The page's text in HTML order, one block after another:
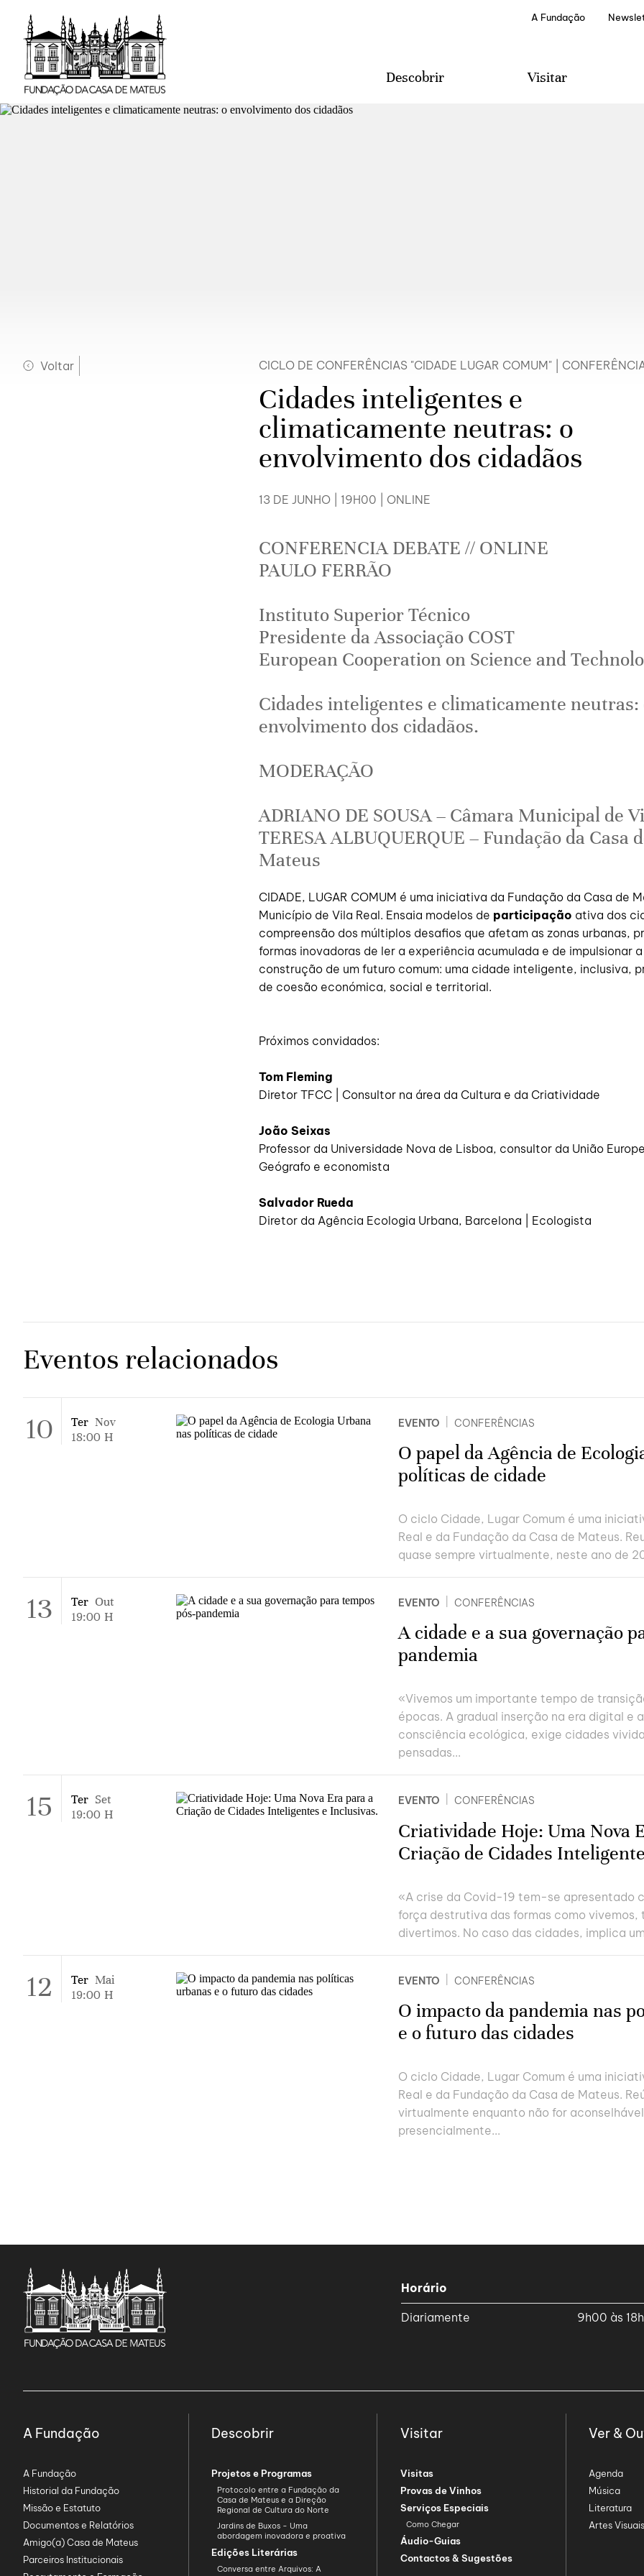
A Fundação
Descobrir Visitar
Voltar CICLO DE CONFERÊNCIAS "CIDADE LUGAR COMUM"
Cidades inteligentes e
climaticamente neutras: o
envolvimento dos cidadãos
13 DE JUNHO | 19H00 | ONLINE
CONFERENCIA DEBATE // ONLINE
PAULO FERRÃO
Instituto Superior Técnico
Presidente da Associação COST
European Cooperation on Science and
Cidades inteligentes e climaticamente neutras:
envolvimento dos cidadãos.
MODERAÇÃO
ADRIANO DE SOUSA – Câmara Municipal de
TERESA ALBUQUERQUE – Fundação da Casa
Mateus
CIDADE, LUGAR COMUM é uma iniciativa da Fundação da Casa de
Município de Vila Real. Ensaia modelos de participação ativa dos
compreensão dos múltiplos desafios que afetam as zonas urbanas,
formas inovadoras de ler a experiência acumulada e de impulsionar a
construção de um futuro comum: uma cidade inteligente, inclusiva,
de coesão económica, social e territorial.
Próximos convidados:
Tom Fleming
Diretor TFCC | Consultor na área da Cultura e da Criatividade
João Seixas
Professor da Universidade Nova de Lisboa, consultor da União
Geógrafo e economista
Salvador Rueda
Diretor da Agência Ecologia Urbana, Barcelona | Ecologista
Eventos relacionados
10 Ter Nov
18:00 H
EVENTO CONFERÊNCIAS
O papel da Agência de
políticas de cidade
O ciclo Cidade, Lugar Comum é uma
Real e da Fundação da Casa de Mateus.
quase sempre virtualmente, neste ano de
13 Ter Out
19:00 H
EVENTO CONFERÊNCIAS
A cidade e a sua governação
pandemia
«Vivemos um importante tempo de
épocas. A gradual inserção na era digital e
consciência ecológica, exige cidades
pensadas...
15 Ter Set
19:00 H
EVENTO CONFERÊNCIAS
Criatividade Hoje: Uma Nova
Criação de Cidades
«A crise da Covid-19 tem-se apresentado
força destrutiva das formas como vivemos,
divertimos. No caso das cidades, implica
12 Ter Mai
19:00 H
EVENTO CONFERÊNCIAS
O impacto da pandemia nas
e o futuro das cidades
O ciclo Cidade, Lugar Comum é uma
Real e da Fundação da Casa de Mateus.
virtualmente enquanto não for
presencialmente...
Horário
Diariamente 9h00 às
A Fundação
A Fundação
Historial da Fundação
Missão e Estatuto
Documentos e Relatórios
Amigo(a) Casa de Mateus
Parceiros Institucionais
Descobrir
Projetos e Programas
Protocolo entre a Fundação da
Casa de Mateus e a Direção
Regional de Cultura do Norte
Jardins de Buxos - Uma
abordagem inovadora e proativa
Edições Literárias
Conversa entre Arquivos: A
Visitar
Visitas
Provas de Vinhos
Serviços Especiais
Como Chegar
Áudio-Guias
Contactos & Sugestões
Ver &
Agenda
Música
Literatura
Artes Visuais